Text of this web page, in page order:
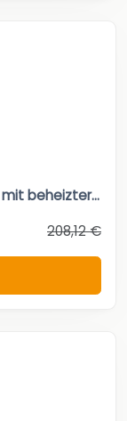
beheizter...
208,12 €